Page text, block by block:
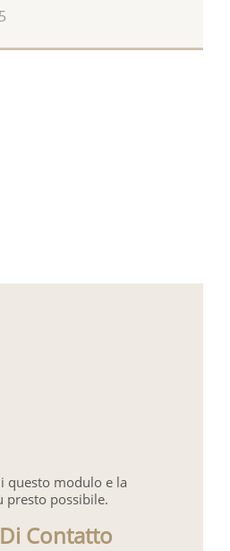
questo modulo e la
presto possibile.
Contatto